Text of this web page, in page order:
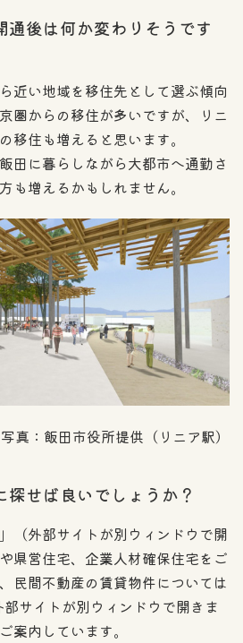
通後は何か変わりそうです
近い地域を移住先として選ぶ傾向
圏からの移住が多いですが、リニ
移住も増えると思います。
田に暮らしながら大都市へ通勤さ
も増えるかもしれません。
写真：飯田市役所提供（リニア駅）
せば良いでしょうか？
」（外部サイトが別ウィンドウで開
県営住宅、企業人材確保住宅をご
民間不動産の賃貸物件については
部サイトが別ウィンドウで開きま
案内しています。